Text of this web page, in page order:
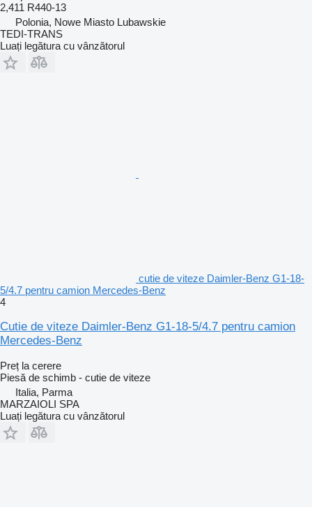
2,411 R440-13
Polonia, Nowe Miasto Lubawskie
TEDI-TRANS
Luați legătura cu vânzătorul
cutie de viteze Daimler-Benz G1-18-
5/4.7 pentru camion Mercedes-Benz
4
Cutie de viteze Daimler-Benz G1-18-5/4.7 pentru camion
Mercedes-Benz
Preț la cerere
Piesă de schimb - cutie de viteze
Italia, Parma
MARZAIOLI SPA
Luați legătura cu vânzătorul